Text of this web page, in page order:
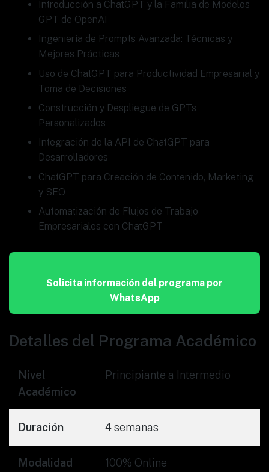
Introducción a ChatGPT y la Familia de Modelos
GPT de OpenAI
Ingeniería de Prompts Avanzada: Técnicas y
Mejores Prácticas
Uso de ChatGPT para Productividad Empresarial y
Toma de Decisiones
Construcción y Despliegue de GPTs
Personalizados
Integración de la API de ChatGPT para
Desarrolladores
ChatGPT para Creación de Contenido, Marketing
y SEO
Automatización de Flujos de Trabajo
Empresariales con ChatGPT
Solicita información del programa por
WhatsApp
Detalles del Programa Académico
Nivel
Académico
Principiante a Intermedio
Duración 4 semanas
Modalidad 100% Online